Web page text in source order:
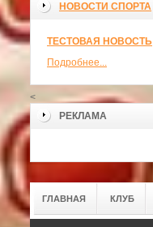
НОВОСТИ СПОРТА
ТЕСТОВАЯ НОВОСТЬ
Подробнее...
<
РЕКЛАМА
ГЛАВНАЯ КЛУБ